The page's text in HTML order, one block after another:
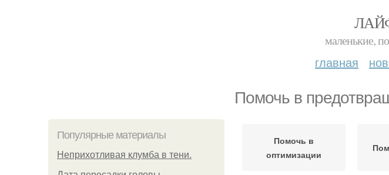
маленькие,
главная
Помочь в
Популярные материалы
Неприхотливая клумба в тени.
Помочь в
оптимизации